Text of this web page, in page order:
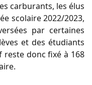
carburants, les élus
scolaire 2022/2023,
par certaines
et des étudiants
reste donc fixé à 168